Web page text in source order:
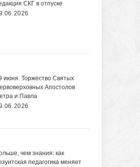
СКГ в отпуске
июня. Торжество Святых
Апостолов
и Павла
чем знания: как
педагогика меняет